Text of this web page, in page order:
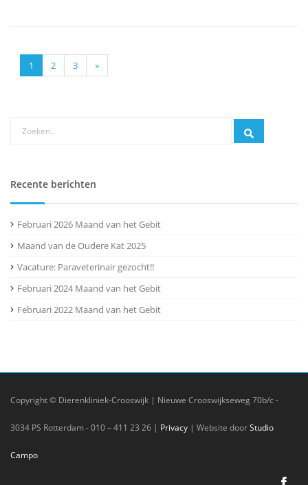
1 2 3 »
Recente berichten
Februari 2026 Maand van het Gebit
Maand van de Oudere Kat 2025
Vacature: Paraveterinair gezocht!!
Februari 2024 Maand van het Gebit
Februari 2022 Maand van het Gebit
Copyright © Dierenkliniek-Crooswijk | Nieuwe Crooswijkseweg 70b/c -
3034 PS Rotterdam - 010 – 411 23 26 | Privacy | Website doorStudio
Campo